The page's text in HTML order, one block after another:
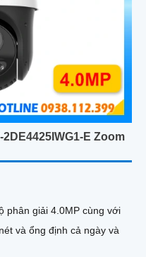
E Zoom
phân giải 4.0MP cùng với
và ổng định cả ngày và